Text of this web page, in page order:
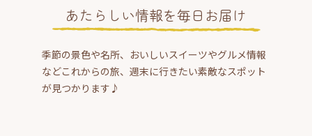
あたらしい情報を毎日お届け
季節の景色や名所、おいしいスイーツやグルメ情報
などこれからの旅、週末に行きたい素敵なスポット
が見つかります♪